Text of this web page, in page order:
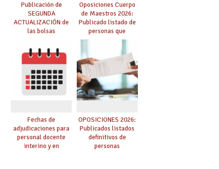
Publicación de
SEGUNDA
ACTUALIZACIÓN de
las bolsas
Cuerpo de Maestros
de especialidades
convocadas a
oposición
Oposiciones Cuerpo
de Maestros 2026:
Publicado listado de
personas que
adquieren nueva
especialidad
Fechas de
adjudicaciones para
personal docente
interino y en
OPOSICIONES 2026:
Publicados listados
definitivos de
personas